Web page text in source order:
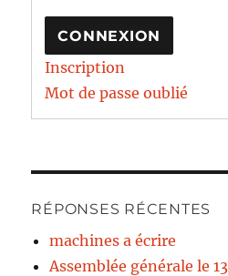
CONNEXION
Inscription
Mot de passe oublié
RÉPONSES RÉCENTES
machines a écrire
Assemblée générale le